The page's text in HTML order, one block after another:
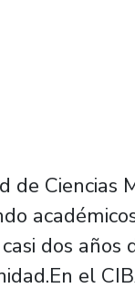
de
dos
el